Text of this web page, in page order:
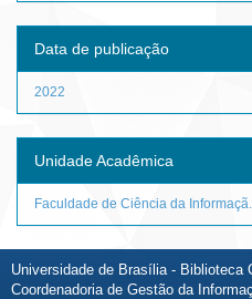
Data de publicação
2022
Unidade Acadêmica
Faculdade de Ciência da Informaçã...
Universidade de Brasília - Biblioteca
Coordenadoria de Gestão da